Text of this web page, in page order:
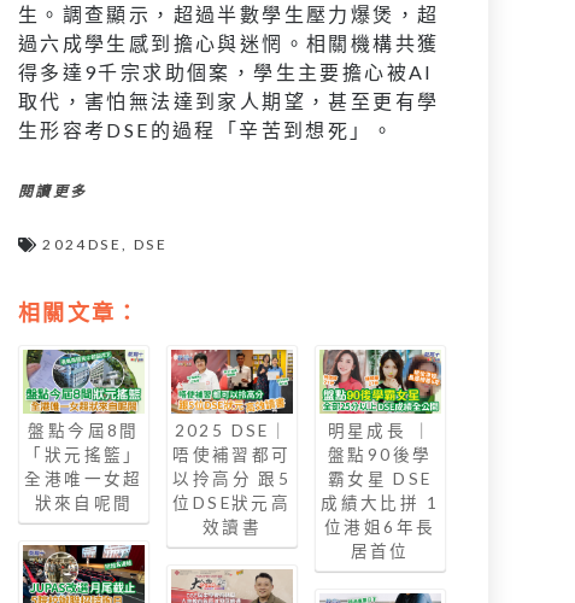
生。調查顯示，超過半數學生壓力爆煲，超
過六成學生感到擔心與迷惘。相關機構共獲
得多達9千宗求助個案，學生主要擔心被AI
取代，害怕無法達到家人期望，甚至更有學
生形容考DSE的過程「辛苦到想死」。
閱讀更多
2024DSE DSE
相關文章：
盤點今屆8間
「狀元搖籃」
全港唯一女超
狀來自呢間
2025 DSE｜
唔使補習都可
以拎高分 跟5
位DSE狀元高
效讀書
明星成長 ｜
盤點90後學
霸女星 DSE
成績大比拼 1
位港姐6年長
居首位